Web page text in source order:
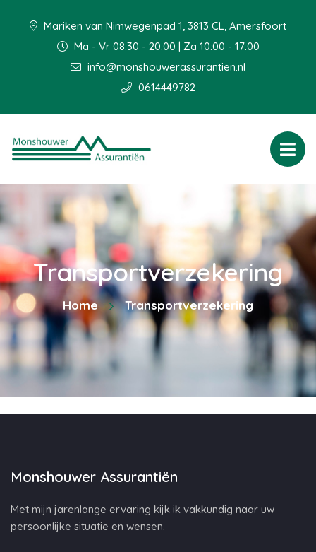
Mariken van Nimwegenpad 1, 3813 CL, Amersfoort
Ma - Vr 08:30 - 20:00 | Za 10:00 - 17:00
info@monshouwerassurantien.nl
0614449782
Transportverzekering
Home Transportverzekering
Monshouwer Assurantiën
Met mijn jarenlange ervaring kijk ik vakkundig naar uw
persoonlijke situatie en wensen.